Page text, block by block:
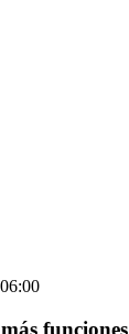
funciones